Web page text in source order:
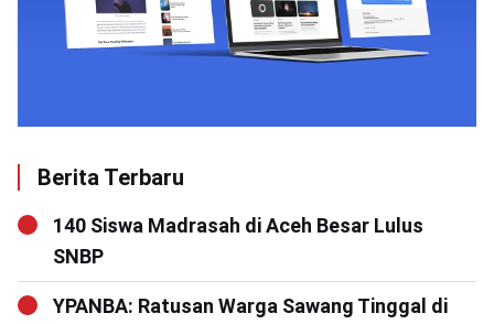
Berita Terbaru
140 Siswa Madrasah di Aceh Besar Lulus
SNBP
YPANBA: Ratusan Warga Sawang Tinggal di